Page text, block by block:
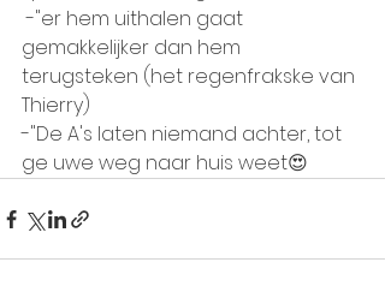
-"er hem uithalen gaat
gemakkelijker dan hem
terugsteken (het regenfrakske van
Thierry)
-"De A's laten niemand achter, tot
ge uwe weg naar huis weet😍